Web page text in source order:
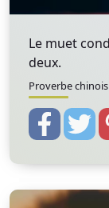
Le muet
deux.
Proverbe chinois